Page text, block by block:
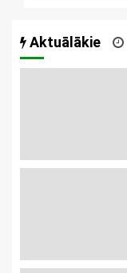
Aktuālākie